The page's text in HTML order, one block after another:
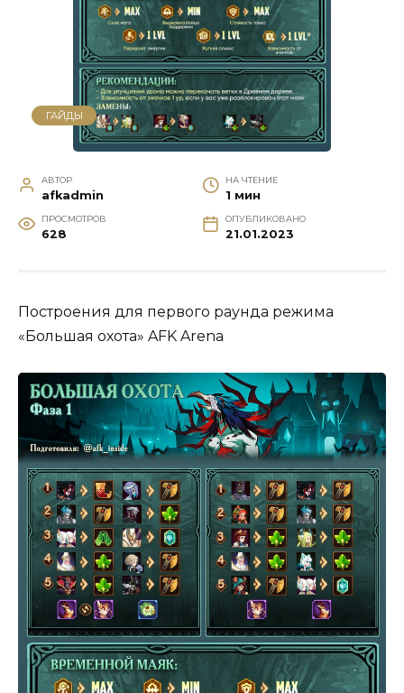
ГАЙДЫ
АВТОР
afkadmin
НА ЧТЕНИЕ
1 мин
ПРОСМОТРОВ
628
ОПУБЛИКОВАНО
21.01.2023
Построения для первого раунда режима
«Большая охота» AFK Arena